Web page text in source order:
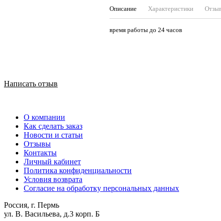
Описание Характеристики
время работы до 24 часов
Написать отзыв
О компании
Как сделать заказ
Новости и статьи
Отзывы
Контакты
Личный кабинет
Политика конфиденциальности
Условия возврата
Согласие на обработку персональных данных
Россия, г. Пермь
ул. В. Васильева, д.3 корп. Б